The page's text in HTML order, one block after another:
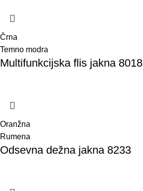
Črna
Temno modra
Multifunkcijska flis jakna 8018
Oranžna
Rumena
Odsevna dežna jakna 8233